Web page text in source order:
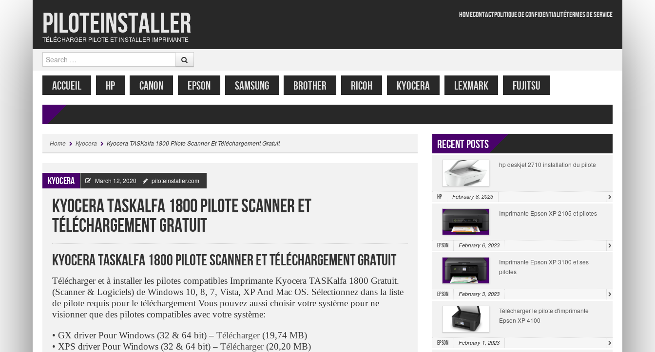
Piloteinstaller
TÉLÉCHARGER PILOTE ET INSTALLER IMPRIMANTE
HOMECONTACTPOLITIQUE DE CONFIDENTIALITÉTERMES DE SERVICE
Search
MENU
SKIP TO CONTENT
ACCUEIL HP CANON EPSON SAMSUNG BROTHER RICOH KYOCERA LEXMARK FUJITSU
Home Kyocera Kyocera TASKalfa 1800 Pilote Scanner Et Téléchargement Gratuit
Kyocera March 12, 2020 piloteinstaller.com
Kyocera TASKalfa 1800 Pilote Scanner Et
Téléchargement Gratuit
Kyocera TASKalfa 1800 Pilote Scanner Et Téléchargement Gratuit
Télécharger et à installer les pilotes compatibles Imprimante Kyocera TASKalfa 1800 Gratuit.
(Scanner & Logiciels) de Windows 10, 8, 7, Vista, XP And Mac OS. Sélectionnez dans la liste
de pilote requis pour le téléchargement Vous pouvez aussi choisir votre système pour ne
visionner que des pilotes compatibles avec votre système:
• GX driver Pour Windows (32 & 64 bit) – Télécharger(19,74 MB)
• XPS driver Pour Windows (32 & 64 bit) – Télécharger(20,20 MB)
Recent Posts
hp deskjet 2710 installation du pilote
HP February 8, 2023
Imprimante Epson XP 2105 et pilotes
Epson February 6, 2023
Imprimante Epson XP 3100 et ses
pilotes
Epson February 3, 2023
Télécharger le pilote d'imprimante
Epson XP 4100
Epson February 1, 2023